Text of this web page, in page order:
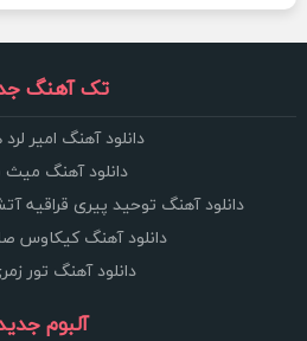
تک آهنگ
دانلود آهنگ امیر
دانلود آهنگ
دانلود آهنگ توحید پیری
دانلود آهنگ کیکاوس
دانلود آهنگ تور
آلبوم